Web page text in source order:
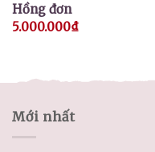
Hồng đơn
5.000.000₫
Mới nhất